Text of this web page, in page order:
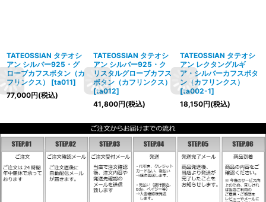
TATEOSSIAN タテオシ
アン シルバー925・グ
ローブカフスボタン（カ
フリンクス）
[ta011]
77,000円(税込)
TATEOSSIAN タテオシ
アン シルバー925・ク
リスタルグローブカフス
ボタン（カフリンクス）
[ta012]
41,800円(税込)
TATEOSSIAN タテオシ
アン レクタングルギ
ア・シルバーカフスボタ
ン（カフリンクス）
[ta002-1]
18,150円(税込)